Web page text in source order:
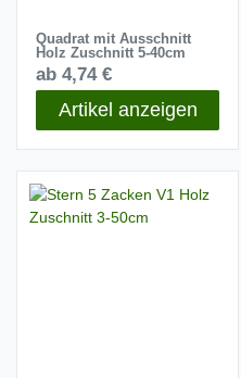
Quadrat mit Ausschnitt
Holz Zuschnitt 5-40cm
ab 4,74 €
Artikel anzeigen